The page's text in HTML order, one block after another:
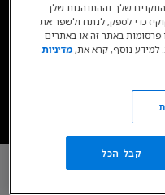
בדיסני+*
שלך וההתנהגות שלך
כדי לספק, לנתח ולשפר את
פרסומות באתר זה או באתרים
למידע נוסף, קרא את,מדיניות
קבל הכל